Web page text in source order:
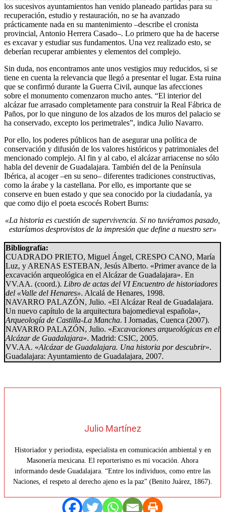
los sucesivos ayuntamientos han venido planeado partidas para su
recuperación, estudio y restauración, no se ha avanzado
prácticamente nada en su mantenimiento –describe el cronista
provincial, Antonio Herrera Casado–. Lo primero que ha de hacerse
es excavar y estudiar sus fundamentos. Una vez realizado esto, se
deberían recuperar ambientes y elementos del complejo.
Sin duda, nos encontramos ante unos vestigios muy reducidos, si se
tiene en cuenta la relevancia que llegó a presentar el lugar. Esta ruina
que se confirmó durante la Guerra Civil, aunque las afecciones
sobre el monumento comenzaron mucho antes. “El interior del
alcázar fue arrasado completamente para construir la Real Fábrica de
Paños, por lo que ninguno de los alzados de los muros del palacio se
ha conservado, excepto los perimetrales”, indica Julio Navarro.
Por ello, los poderes públicos han de asegurar una política de
conservación y difusión de los valores históricos y patrimoniales del
mencionado complejo. Al fin y al cabo, el alcázar arriacense no sólo
habla del devenir de Guadalajara. También del de la Península
Ibérica, al acoger –en su seno– diferentes tradiciones constructivas,
como la árabe y la castellana. Por ello, es importante que se
conserve en buen estado y que sea conocido por la ciudadanía, ya
que como dijo el poeta escocés Robert Burns:
«La historia es cuestión de supervivencia. Si no tuviéramos pasado,
estaríamos desprovistos de la impresión que define a nuestro ser»
Bibliografía:
CUADRADO PRIETO, Miguel Ángel, CRESPO CANO, María
Luz, y ARENAS ESTEBAN, Jesús Alberto. «Primer avance de la
excavación arqueológica en el Alcázar de Guadalajara». En
VV.AA. (coord.). Libro de actas del VI Encuentro de historiadores
del «Valle del Henares». Alcalá de Henares, 1998.
NAVARRO PALAZÓN, Julio. «El Alcázar Real de Guadalajara.
Un nuevo capítulo de la arquitectura bajomedieval española»,
Arqueología de Castilla-La Mancha. I Jornadas, Cuenca (2007).
NAVARRO PALAZÓN, Julio. «Excavaciones arqueológicas en el
Alcázar de Guadalajara». Madrid: CSIC, 2005.
VV.AA. «Alcázar de Guadalajara. Una historia por descubrir».
Guadalajara: Ayuntamiento de Guadalajara, 2007.
Julio Martínez
Historiador y periodista, especialista en comunicación ambiental y en
Masonería mexicana. El reporterismo es mi vocación. Ahora
informando desde Guadalajara. “Entre los individuos, como entre las
Naciones, el respeto al derecho ajeno es la paz” (Benito Juárez, 1867).